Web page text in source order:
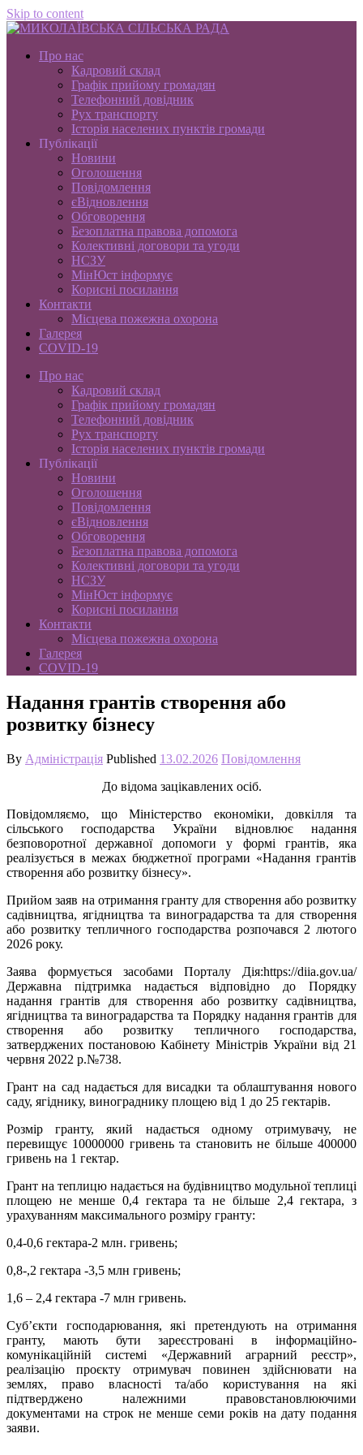
Skip to content
Про нас
Кадровий склад
Графік прийому громадян
Телефонний довідник
Рух транспорту
Історія населених пунктів громади
Публікації
Новини
Оголошення
Повідомлення
єВідновлення
Обговорення
Безоплатна правова допомога
Колективні договори та угоди
НСЗУ
МінЮст інформує
Корисні посилання
Контакти
Місцева пожежна охорона
Галерея
COVID-19
Про нас
Кадровий склад
Графік прийому громадян
Телефонний довідник
Рух транспорту
Історія населених пунктів громади
Публікації
Новини
Оголошення
Повідомлення
єВідновлення
Обговорення
Безоплатна правова допомога
Колективні договори та угоди
НСЗУ
МінЮст інформує
Корисні посилання
Контакти
Місцева пожежна охорона
Галерея
COVID-19
Надання грантів створення або
розвитку бізнесу
By Адміністрація Published 13.02.2026 Повідомлення
До відома зацікавлених осіб.
Повідомляємо, що Міністерство економіки, довкілля та
сільського господарства України відновлює надання
безповоротної державної допомоги у формі грантів, яка
реалізується в межах бюджетної програми «Надання грантів
створення або розвитку бізнесу».
Прийом заяв на отримання гранту для створення або розвитку
садівництва, ягідництва та виноградарства та для створення
або розвитку тепличного господарства розпочався 2 лютого
2026 року.
Заява формується засобами Порталу Дія:https://diia.gov.ua/
Державна підтримка надається відповідно до Порядку
надання грантів для створення або розвитку садівництва,
ягідництва та виноградарства та Порядку надання грантів для
створення або розвитку тепличного господарства,
затверджених постановою Кабінету Міністрів України від 21
червня 2022 p.№738.
Грант на сад надається для висадки та облаштування нового
саду, ягіднику, винограднику площею від 1 до 25 гектарів.
Розмір гранту, який надається одному отримувачу, не
перевищує 10000000 гривень та становить не більше 400000
гривень на 1 гектар.
Грант на теплицю надається на будівництво модульної теплиці
площею не менше 0,4 гектара та не більше 2,4 гектара, з
урахуванням максимального розміру гранту:
0,4-0,6 гектара-2 млн. гривень;
0,8-,2 гектара -3,5 млн гривень;
1,6 – 2,4 гектара -7 млн гривень.
Суб’єкти господарювання, які претендують на отримання
гранту, мають бути зареєстровані в інформаційно-
комунікаційній системі «Державний аграрний реєстр»,
реалізацію проєкту отримувач повинен здійснювати на
землях, право власності та/або користування на які
підтверджено належними правовстановлюючими
документами на строк не менше семи років на дату подання
заяви.